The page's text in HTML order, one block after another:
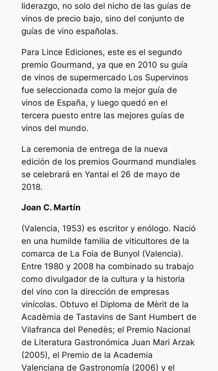
liderazgo, no solo del nicho de las guías de
vinos de precio bajo, sino del conjunto de
guías de vino españolas.
Para Lince Ediciones, este es el segundo
premio Gourmand, ya que en 2010 su guía
de vinos de supermercado Los Supervinos
fue seleccionada como la mejor guía de
vinos de España, y luego quedó en el
tercera puesto entre las mejores guías de
vinos del mundo.
La ceremonia de entrega de la nueva
edición de los premios Gourmand mundiales
se celebrará en Yantai el 26 de mayo de
2018.
Joan C. Martín
(Valencia, 1953) es escritor y enólogo. Nació
en una humilde familia de viticultores de la
comarca de La Foia de Bunyol (Valencia).
Entre 1980 y 2008 ha combinado su trabajo
como divulgador de la cultura y la historia
del vino con la dirección de empresas
vinícolas. Obtuvo el Diploma de Mèrit de la
Acadèmia de Tastavins de Sant Humbert de
Vilafranca del Penedès; el Premio Nacional
de Literatura Gastronómica Juan Mari Arzak
(2005), el Premio de la Academia
Valenciana de Gastronomía (2006) y el